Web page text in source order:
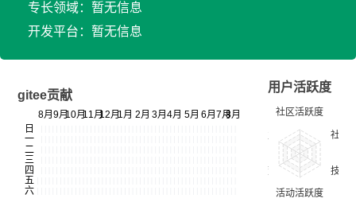
专长领域：暂无信息
开发平台：暂无信息
gitee贡献
用户活跃度